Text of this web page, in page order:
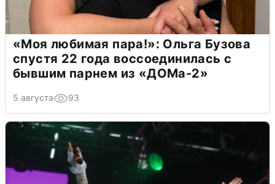
«Моя любимая пара!»: Ольга Бузова
спустя 22 года воссоединилась с
бывшим парнем из «ДОМа-2»
5 августа 93